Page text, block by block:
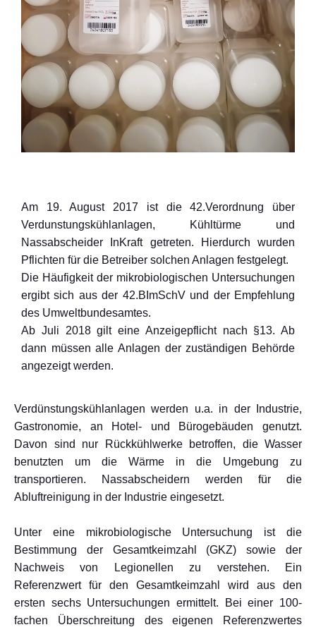
Am 19. August 2017 ist die 42.Verordnung über
Verdunstungskühlanlagen, Kühltürme und
Nassabscheider InKraft getreten. Hierdurch wurden
Pflichten für die Betreiber solchen Anlagen festgelegt.
Die Häufigkeit der mikrobiologischen Untersuchungen
ergibt sich aus der 42.BImSchV und der Empfehlung
des Umweltbundesamtes.
Ab Juli 2018 gilt eine Anzeigepflicht nach §13. Ab
dann müssen alle Anlagen der zuständigen Behörde
angezeigt werden.
Verdünstungskühlanlagen werden u.a. in der Industrie,
Gastronomie, an Hotel- und Bürogebäuden genutzt.
Davon sind nur Rückkühlwerke betroffen, die Wasser
benutzten um die Wärme in die Umgebung zu
transportieren. Nassabscheidern werden für die
Abluftreinigung in der Industrie eingesetzt.
Unter eine mikrobiologische Untersuchung ist die
Bestimmung der Gesamtkeimzahl (GKZ) sowie der
Nachweis von Legionellen zu verstehen. Ein
Referenzwert für den Gesamtkeimzahl wird aus den
ersten sechs Untersuchungen ermittelt. Bei einer 100-
fachen Überschreitung des eigenen Referenzwertes